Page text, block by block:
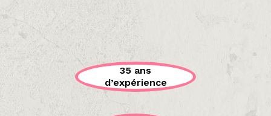
35 ans
d’expérience